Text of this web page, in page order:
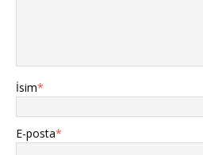
İsim*
E-posta*